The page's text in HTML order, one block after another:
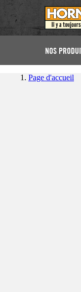
NOS
Page d'accueil